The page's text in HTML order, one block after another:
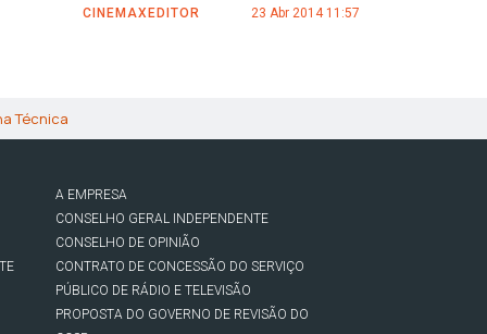
CINEMAXEDITOR 23 Abr 2014 11:57
Técnica
A EMPRESA
CONSELHO GERAL INDEPENDENTE
CONSELHO DE OPINIÃO
CONTRATO DE CONCESSÃO DO SERVIÇO
PÚBLICO DE RÁDIO E TELEVISÃO
PROPOSTA DO GOVERNO DE REVISÃO DO